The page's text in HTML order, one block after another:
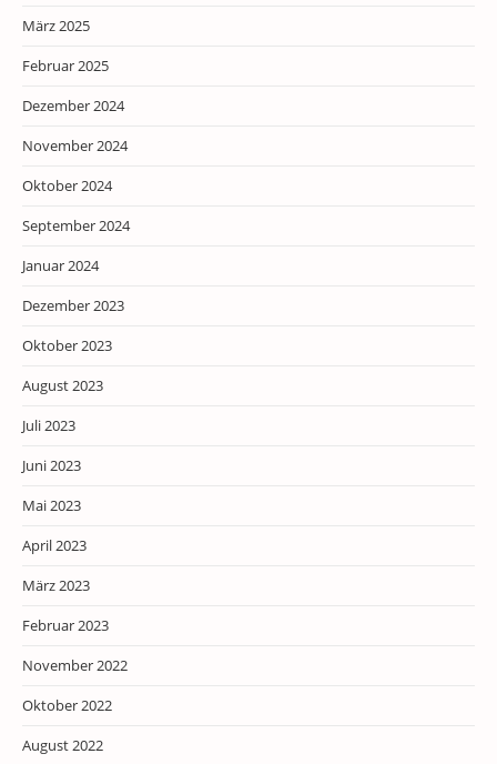
März 2025
Februar 2025
Dezember 2024
November 2024
Oktober 2024
September 2024
Januar 2024
Dezember 2023
Oktober 2023
August 2023
Juli 2023
Juni 2023
Mai 2023
April 2023
März 2023
Februar 2023
November 2022
Oktober 2022
August 2022